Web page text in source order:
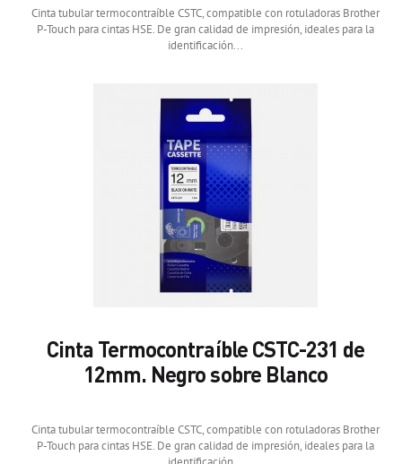
Cinta tubular termocontraíble CSTC, compatible con rotuladoras Brother
P-Touch para cintas HSE. De gran calidad de impresión, ideales para la
identificación...
Cinta Termocontraíble CSTC-231 de
12mm. Negro sobre Blanco
Cinta tubular termocontraíble CSTC, compatible con rotuladoras Brother
P-Touch para cintas HSE. De gran calidad de impresión, ideales para la